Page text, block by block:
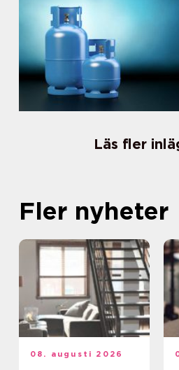
Läs fler
Fler nyheter
08. augusti 2026